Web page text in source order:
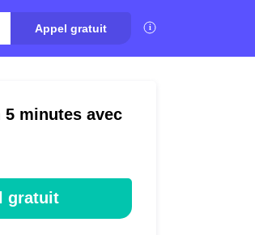
Appel gratuit
minutes avec
gratuit